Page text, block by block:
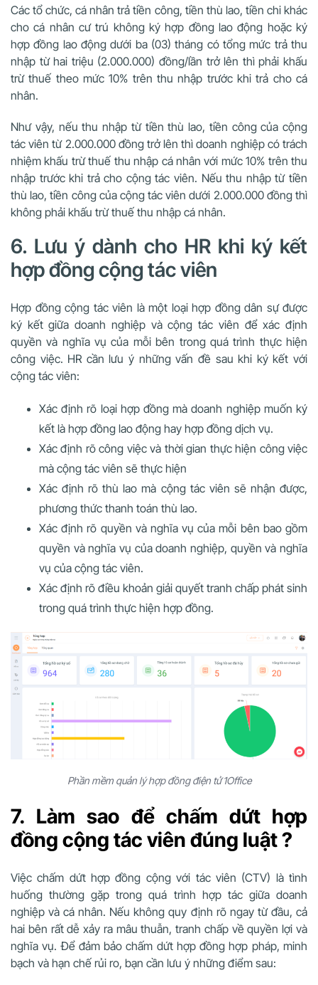
Các tổ chức, cá nhân trả tiền công, tiền thù lao, tiền chi khác
cho cá nhân cư trú không ký hợp đồng lao động hoặc ký
hợp đồng lao động dưới ba (03) tháng có tổng mức trả thu
nhập từ hai triệu (2.000.000) đồng/lần trở lên thì phải khấu
trừ thuế theo mức 10% trên thu nhập trước khi trả cho cá
nhân.
Như vậy, nếu thu nhập từ tiền thù lao, tiền công của cộng
tác viên từ 2.000.000 đồng trở lên thì doanh nghiệp có trách
nhiệm khấu trừ thuế thu nhập cá nhân với mức 10% trên thu
nhập trước khi trả cho cộng tác viên. Nếu thu nhập từ tiền
thù lao, tiền công của cộng tác viên dưới 2.000.000 đồng thì
không phải khấu trừ thuế thu nhập cá nhân.
6. Lưu ý dành cho HR khi ký kết
hợp đồng cộng tác viên
Hợp đồng cộng tác viên là một loại hợp đồng dân sự được
ký kết giữa doanh nghiệp và cộng tác viên để xác định
quyền và nghĩa vụ của mỗi bên trong quá trình thực hiện
công việc. HR cần lưu ý những vấn đề sau khi ký kết với
cộng tác viên:
Xác định rõ loại hợp đồng mà doanh nghiệp muốn ký
kết là hợp đồng lao động hay hợp đồng dịch vụ.
Xác định rõ công việc và thời gian thực hiện công việc
mà cộng tác viên sẽ thực hiện
Xác định rõ thù lao mà cộng tác viên sẽ nhận được,
phương thức thanh toán thù lao.
Xác định rõ quyền và nghĩa vụ của mỗi bên bao gồm
quyền và nghĩa vụ của doanh nghiệp, quyền và nghĩa
vụ của cộng tác viên.
Xác định rõ điều khoản giải quyết tranh chấp phát sinh
trong quá trình thực hiện hợp đồng.
Phần mềm quản lý hợp đồng điện tử 1Office
7. Làm sao để chấm dứt hợp
đồng cộng tác viên đúng luật ?
Việc chấm dứt hợp đồng cộng với tác viên (CTV) là tình
huống thường gặp trong quá trình hợp tác giữa doanh
nghiệp và cá nhân. Nếu không quy định rõ ngay từ đầu, cả
hai bên rất dễ xảy ra mâu thuẫn, tranh chấp về quyền lợi và
nghĩa vụ. Để đảm bảo chấm dứt hợp đồng hợp pháp, minh
bạch và hạn chế rủi ro, bạn cần lưu ý những điểm sau: